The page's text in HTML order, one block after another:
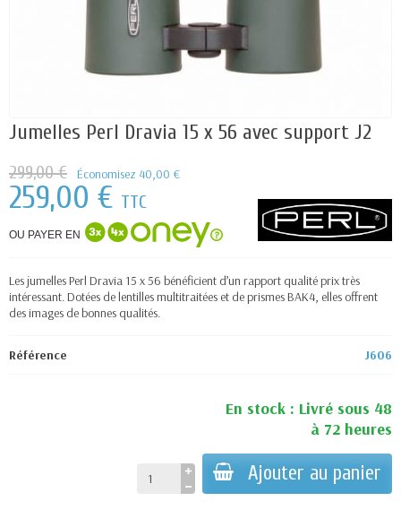
Jumelles Perl Dravia 15 x 56 avec support J2
299,00 € Économisez 40,00 €
259,00 € TTC
OU PAYER EN
Les jumelles Perl Dravia 15 x 56 bénéficient d’un rapport qualité prix très
intéressant. Dotées de lentilles multitraitées et de prismes BAK4, elles offrent
des images de bonnes qualités.
Référence J606
En stock : Livré sous 48
à 72 heures
Ajouter au panier